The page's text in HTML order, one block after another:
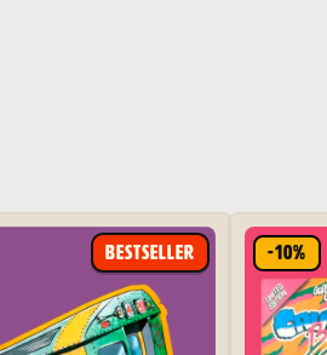
BESTSELLER -10%